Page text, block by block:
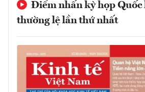
Điểm nhấn kỳ họp Quốc
thường lệ lần thứ nhất